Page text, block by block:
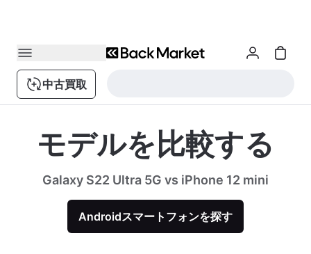
中古買取
モデルを比較する
Galaxy S22 Ultra 5G vs iPhone 12 mini
Androidスマートフォンを探す